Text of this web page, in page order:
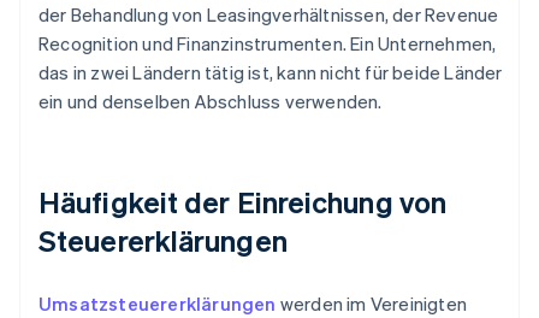
der Behandlung von Leasingverhältnissen, der Revenue
Recognition und Finanzinstrumenten. Ein Unternehmen,
das in zwei Ländern tätig ist, kann nicht für beide Länder
ein und denselben Abschluss verwenden.
Häufigkeit der Einreichung von
Steuererklärungen
Umsatzsteuererklärungen werden im Vereinigten